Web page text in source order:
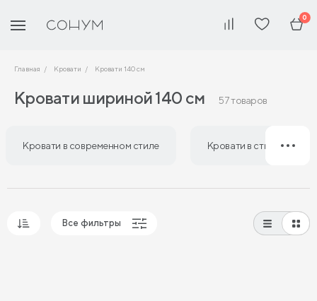
0
Главная Кровати Кровати 140 см
Кровати шириной 140 см 57 товаров
Кровати в современном стиле Кровати в стиле лофт
Все фильтры